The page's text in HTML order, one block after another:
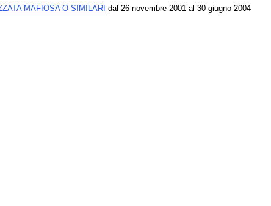
MAFIOSA O SIMILARI dal 26 novembre 2001 al 30 giugno 2004